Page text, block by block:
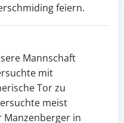
feiern.
Mannschaft
mit
Tor zu
meist
Manzenberger in